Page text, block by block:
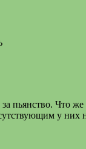
пьянство. Что
у